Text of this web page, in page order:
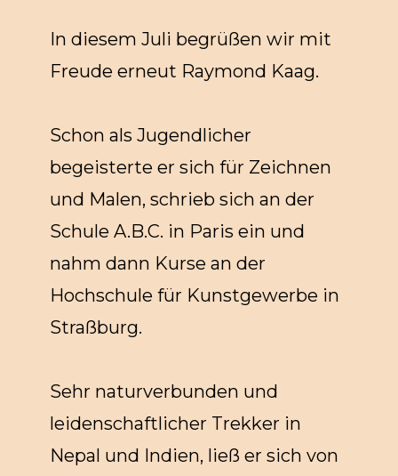
In diesem Juli begrüßen wir mit
Freude erneut Raymond Kaag.
Schon als Jugendlicher
begeisterte er sich für Zeichnen
und Malen, schrieb sich an der
Schule A.B.C. in Paris ein und
nahm dann Kurse an der
Hochschule für Kunstgewerbe in
Straßburg.
Sehr naturverbunden und
leidenschaftlicher Trekker in
Nepal und Indien, ließ er sich von